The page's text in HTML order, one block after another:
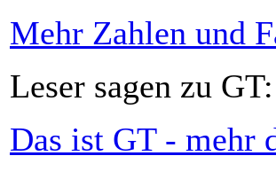
Mehr Zahlen und
Leser sagen zu
Das ist GT - mehr